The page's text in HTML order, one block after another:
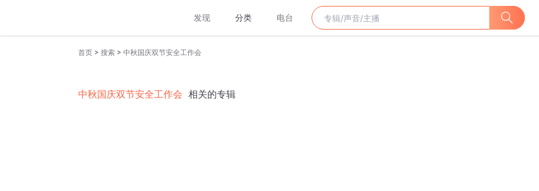
发现 分类 电台
首页 > 搜索 > 中秋国庆双节安全工作会
中秋国庆双节安全工作会 相关的专辑